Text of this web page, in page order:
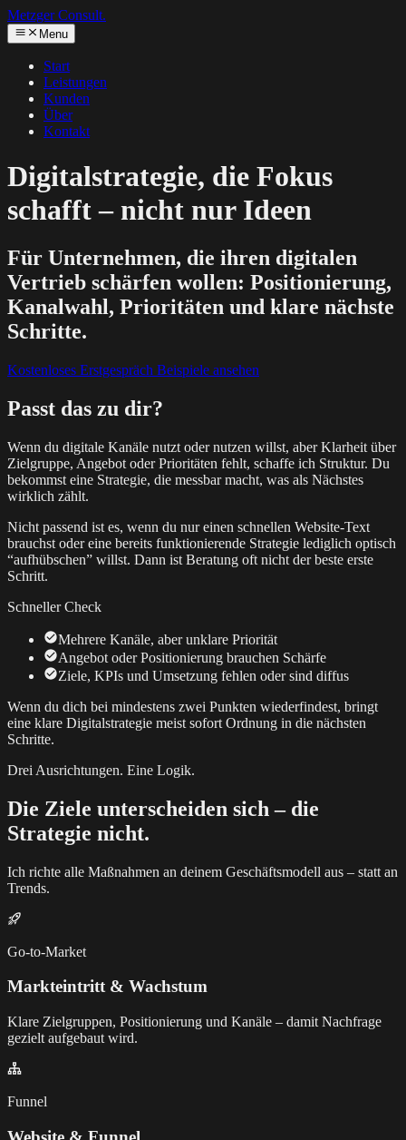
MetzgerConsult.
Menu
Start
Leistungen
Kunden
Über
Kontakt
Digitalstrategie, die Fokus
schafft – nicht nur Ideen
Für Unternehmen, die ihren digitalen
Vertrieb schärfen wollen: Positionierung,
Kanalwahl, Prioritäten und klare nächste
Schritte.
Kostenloses Erstgespräch Beispiele ansehen
Passt das zu dir?
Wenn du digitale Kanäle nutzt oder nutzen willst, aber Klarheit über
Zielgruppe, Angebot oder Prioritäten fehlt, schaffe ich Struktur. Du
bekommst eine Strategie, die messbar macht, was als Nächstes
wirklich zählt.
Nicht passend ist es, wenn du nur einen schnellen Website-Text
brauchst oder eine bereits funktionierende Strategie lediglich optisch
“aufhübschen” willst. Dann ist Beratung oft nicht der beste erste
Schritt.
Schneller Check
Mehrere Kanäle, aber unklare Priorität
Angebot oder Positionierung brauchen Schärfe
Ziele, KPIs und Umsetzung fehlen oder sind diffus
Wenn du dich bei mindestens zwei Punkten wiederfindest, bringt
eine klare Digitalstrategie meist sofort Ordnung in die nächsten
Schritte.
Drei Ausrichtungen. Eine Logik.
Die Ziele unterscheiden sich – die
Strategie nicht.
Ich richte alle Maßnahmen an deinem Geschäftsmodell aus – statt an
Trends.
Go-to-Market
Markteintritt & Wachstum
Klare Zielgruppen, Positionierung und Kanäle – damit Nachfrage
gezielt aufgebaut wird.
Funnel